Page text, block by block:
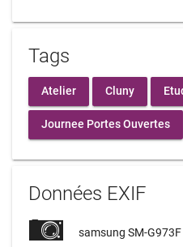
Tags
Atelier Cluny
Journee Portes Ouvertes
Données EXIF
samsung SM-G973F